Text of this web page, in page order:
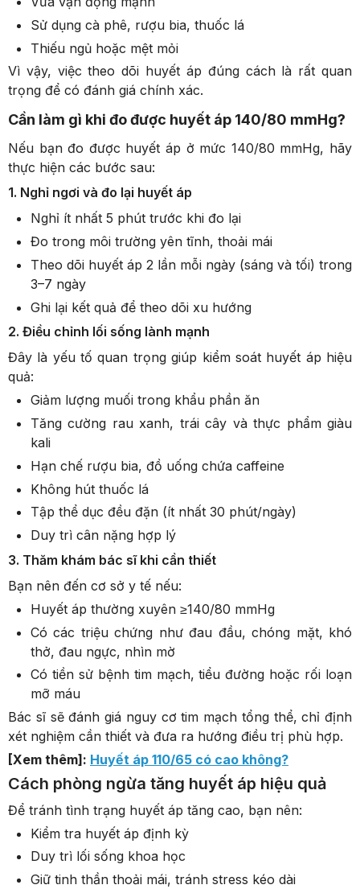
Xem giỏ hàng Thanh toán
Sử dụng cà phê, rượu bia, thuốc lá
Thiếu ngủ hoặc mệt mỏi
Vì vậy, việc theo dõi huyết áp đúng cách là rất quan
trọng để có đánh giá chính xác.
Cần làm gì khi đo được huyết áp 140/80 mmHg?
Nếu bạn đo được huyết áp ở mức 140/80 mmHg, hãy
thực hiện các bước sau:
1. Nghỉ ngơi và đo lại huyết áp
Nghỉ ít nhất 5 phút trước khi đo lại
Đo trong môi trường yên tĩnh, thoải mái
Theo dõi huyết áp 2 lần mỗi ngày (sáng và tối) trong
3–7 ngày
Ghi lại kết quả để theo dõi xu hướng
2. Điều chỉnh lối sống lành mạnh
Đây là yếu tố quan trọng giúp kiểm soát huyết áp hiệu
quả:
Giảm lượng muối trong khẩu phần ăn
Tăng cường rau xanh, trái cây và thực phẩm giàu
kali
Hạn chế rượu bia, đồ uống chứa caffeine
Không hút thuốc lá
Tập thể dục đều đặn (ít nhất 30 phút/ngày)
Duy trì cân nặng hợp lý
3. Thăm khám bác sĩ khi cần thiết
Bạn nên đến cơ sở y tế nếu:
Huyết áp thường xuyên ≥140/80 mmHg
Có các triệu chứng như đau đầu, chóng mặt, khó
thở, đau ngực, nhìn mờ
Có tiền sử bệnh tim mạch, tiểu đường hoặc rối loạn
mỡ máu
Bác sĩ sẽ đánh giá nguy cơ tim mạch tổng thể, chỉ định
xét nghiệm cần thiết và đưa ra hướng điều trị phù hợp.
[Xem thêm]: Huyết áp 110/65 có cao không?
Cách phòng ngừa tăng huyết áp hiệu quả
Để tránh tình trạng huyết áp tăng cao, bạn nên:
Kiểm tra huyết áp định kỳ
Duy trì lối sống khoa học
Giữ tinh thần thoải mái, tránh stress kéo dài